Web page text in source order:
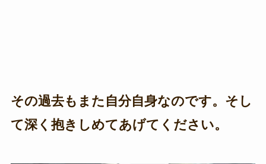
その過去もまた自分自身なのです。そし
て深く抱きしめてあげてください。